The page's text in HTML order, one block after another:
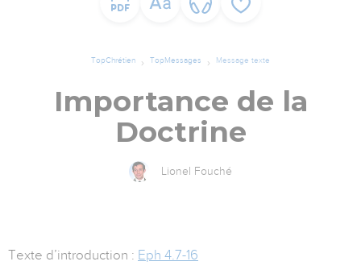
TopChrétien TopMessages Message texte
Importance de la
Doctrine
Lionel Fouché
Texte d’introduction : Eph 4.7-16